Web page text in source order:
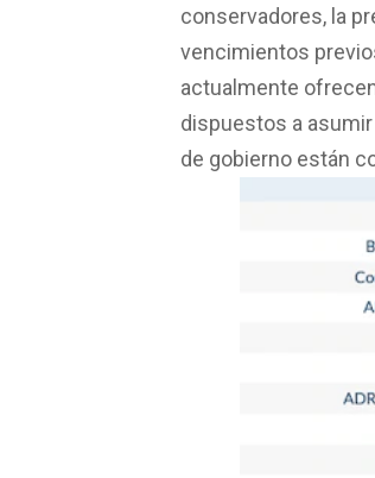
conservadores, la
vencimientos
actualmente
dispuestos a
de gobierno están